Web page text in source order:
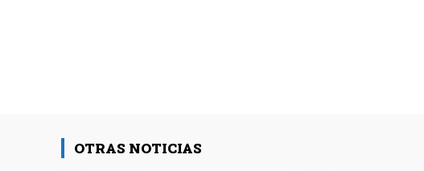
OTRAS NOTICIAS